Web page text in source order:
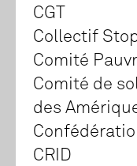
CGT
Collectif
Comité
Comité de
des
CRID